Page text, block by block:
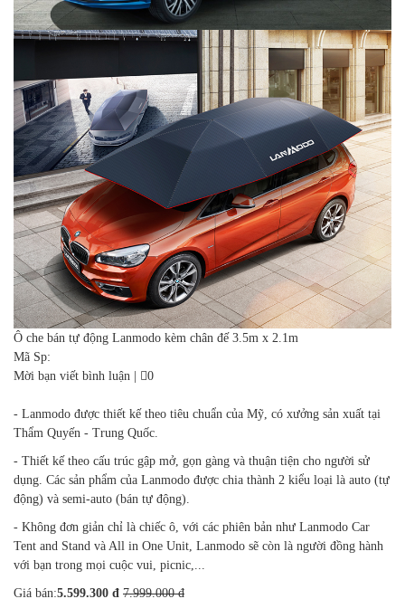
Ô che bán tự động Lanmodo kèm chân đế 3.5m x 2.1m
Mã Sp:
Mời bạn viết bình luận
0
- Lanmodo được thiết kế theo tiêu chuẩn của Mỹ, có xưởng sản xuất tại
Thẩm Quyến - Trung Quốc.
- Thiết kế theo cấu trúc gập mở, gọn gàng và thuận tiện cho người sử
dụng. Các sản phẩm của Lanmodo được chia thành 2 kiểu loại là auto (tự
động) và semi-auto (bán tự động).
- Không đơn giản chỉ là chiếc ô, với các phiên bản như Lanmodo Car
Tent and Stand và All in One Unit, Lanmodo sẽ còn là người đồng hành
với bạn trong mọi cuộc vui, picnic,...
Giá bán:5.599.300 đ 7.999.000 đ